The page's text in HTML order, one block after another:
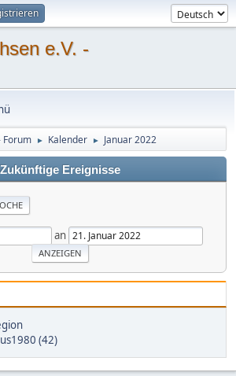
e.V. -
Forum ► Kalender ► Januar 2022
Zukünftige Ereignisse
an
(42)